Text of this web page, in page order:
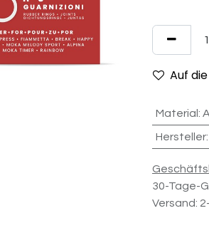
Auf
Material :
Hersteller:
30-Tage-
Versand: